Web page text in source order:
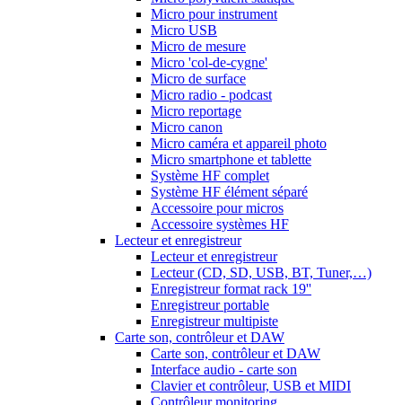
Micro pour instrument
Micro USB
Micro de mesure
Micro 'col-de-cygne'
Micro de surface
Micro radio - podcast
Micro reportage
Micro canon
Micro caméra et appareil photo
Micro smartphone et tablette
Système HF complet
Système HF élément séparé
Accessoire pour micros
Accessoire systèmes HF
Lecteur et enregistreur
Lecteur et enregistreur
Lecteur (CD, SD, USB, BT, Tuner,…)
Enregistreur format rack 19''
Enregistreur portable
Enregistreur multipiste
Carte son, contrôleur et DAW
Carte son, contrôleur et DAW
Interface audio - carte son
Clavier et contrôleur, USB et MIDI
Contrôleur monitoring